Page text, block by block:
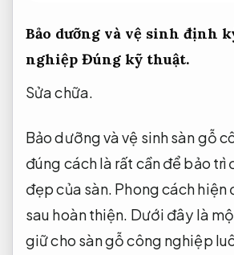
Bảo dưỡng và vệ sinh định
nghiệp Đúng kỹ thuật.
Sửa chữa.
Bảo dưỡng và vệ sinh sàn gỗ
đúng cách là rất cần để bảo trì
đẹp của sàn. Phong cách hiện
sau hoàn thiện. Dưới đây là
giữ cho sàn gỗ công nghiệp